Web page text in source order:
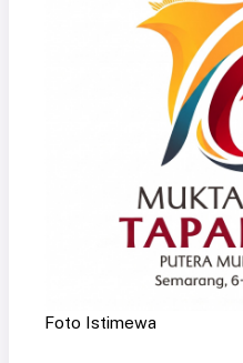
Foto Istimewa